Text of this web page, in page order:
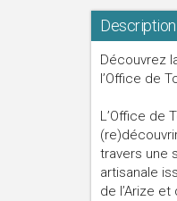
Description
Découvrez
l’Office de
L’Office de
travers une
artisanale
de l’Arize